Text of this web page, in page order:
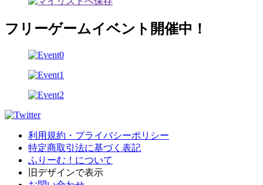
フリーゲームイベント開催中！
利用規約・プライバシーポリシー
特定商取引法に基づく表記
ふりーむ！について
旧デザインで表示